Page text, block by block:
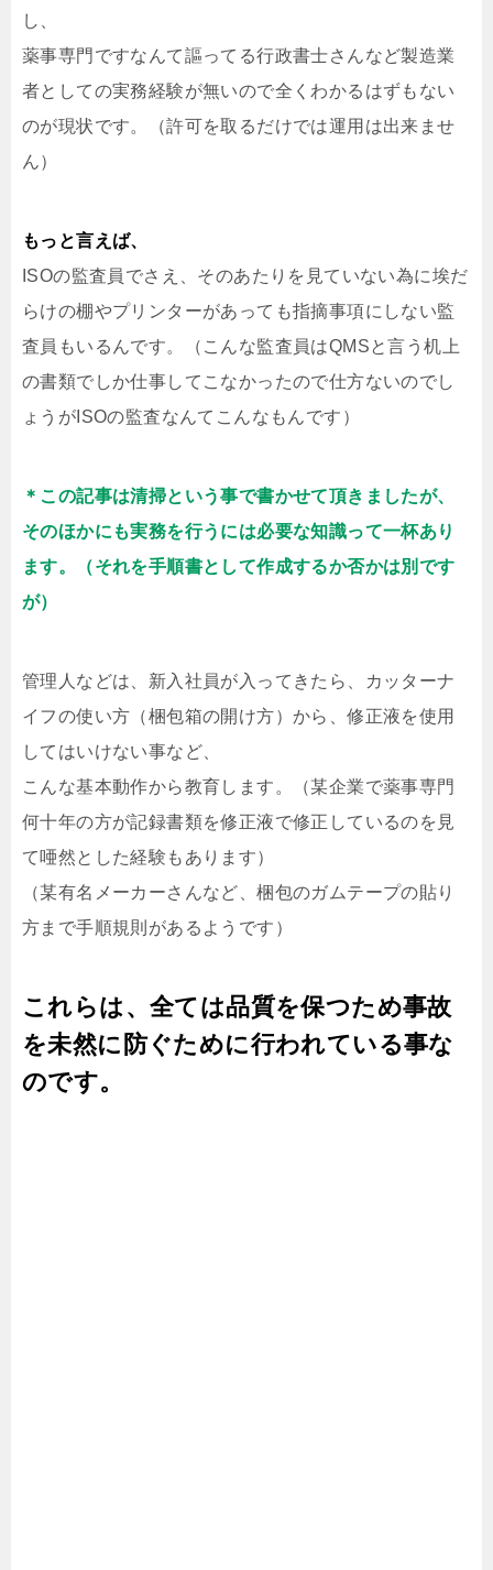
し、
薬事専門ですなんて謳ってる行政書士さんなど製造業
者としての実務経験が無いので全くわかるはずもない
のが現状です。（許可を取るだけでは運用は出来ませ
ん）
もっと言えば、
ISOの監査員でさえ、そのあたりを見ていない為に埃だ
らけの棚やプリンターがあっても指摘事項にしない監
査員もいるんです。（こんな監査員はQMSと言う机上
の書類でしか仕事してこなかったので仕方ないのでし
ょうがISOの監査なんてこんなもんです）
＊この記事は清掃という事で書かせて頂きましたが、
そのほかにも実務を行うには必要な知識って一杯あり
ます。（それを手順書として作成するか否かは別です
が）
管理人などは、新入社員が入ってきたら、カッターナ
イフの使い方（梱包箱の開け方）から、修正液を使用
してはいけない事など、
こんな基本動作から教育します。（某企業で薬事専門
何十年の方が記録書類を修正液で修正しているのを見
て唖然とした経験もあります）
（某有名メーカーさんなど、梱包のガムテープの貼り
方まで手順規則があるようです）
これらは、全ては品質を保つため事故
を未然に防ぐために行われている事な
のです。